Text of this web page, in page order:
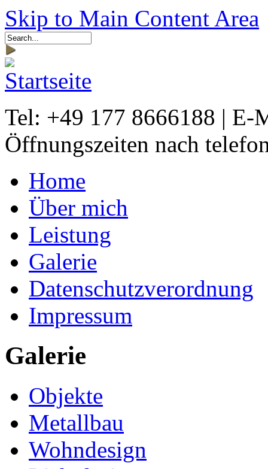
Skip to Main Content Area
Tel: +49 177 8666188 |
Öffnungszeiten nach
Home
Über mich
Leistung
Galerie
Datenschutzverordnung
Impressum
Galerie
Objekte
Metallbau
Wohndesign